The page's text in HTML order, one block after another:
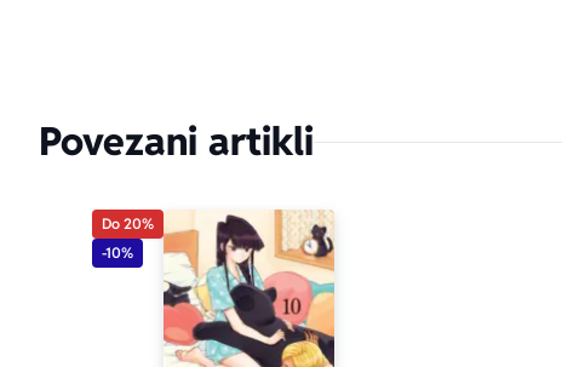
Povezani artikli
Do 20%
-10%